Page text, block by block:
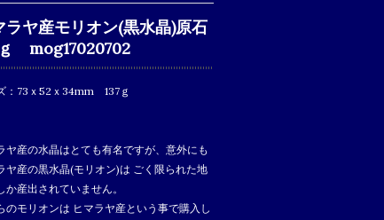
ラヤ産モリオン(黒水晶)原石
mog17020702
：73ｘ52ｘ34mm 137ｇ
ヤ産の水晶はとても有名ですが、意外にも
ヤ産の黒水晶(モリオン)は ごく限られた地
か産出されていません。
のモリオンは ヒマラヤ産という事で購入し